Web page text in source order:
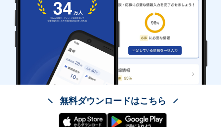
無料ダウンロードはこちら